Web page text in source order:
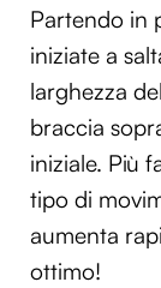
Partendo in
iniziate a
larghezza
braccia
iniziale. Più
tipo di
aumenta
ottimo!